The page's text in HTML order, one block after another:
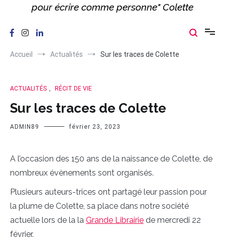
pour écrire comme personne" Colette
Accueil Actualités Sur les traces de Colette
ACTUALITÉS , RÉCIT DE VIE
Sur les traces de Colette
ADMIN89 février 23, 2023
A l’occasion des 150 ans de la naissance de Colette, de
nombreux évènements sont organisés.
Plusieurs auteurs-trices ont partagé leur passion pour
la plume de Colette, sa place dans notre société
actuelle lors de la la Grande Librairie de mercredi 22
février.